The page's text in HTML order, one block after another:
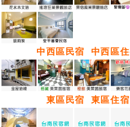
中西區民宿 中西區
東區民宿 東區住宿